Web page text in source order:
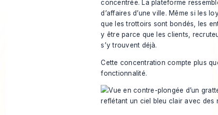
concentrée. La plateforme
d’affaires d’une ville. Même si les
que les trottoirs sont bondés, les
y être parce que les clients,
s’y trouvent déjà.
Cette concentration compte plus
fonctionnalité.